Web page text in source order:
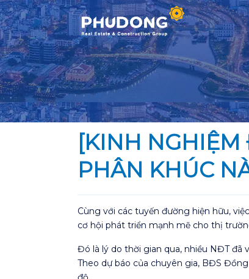
Skip
to
content
[KINH
PHÂN KHÚC
Cùng với các tuyến đường hiện hữu,
cơ hội phát triển mạnh mẽ cho thị
Đó là lý do thời gian qua, nhiều NĐT đã
Theo dự báo của chuyên gia, BĐS